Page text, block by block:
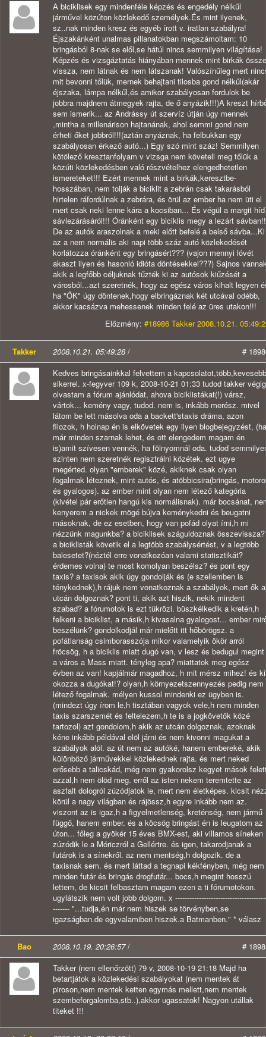
A biciklisek egy mindenféle képzés és engedély nélkűl
járművel közúton közlekedő személyek.És mint ilyenek,
sz..nak minden kresz és egyéb írott v. iratlan szabályra!
Éjszakánként unalmas pillanatokban megszámoltam: 10
bringásból 8-nak se elől,se hátúl nincs semmilyen világítása!
Képzés és vizsgáztatás hiányában mennek mint birkák össze
vissza, nem látnak és nem látszanak! Valószínűleg mert
mit bevonni tőlük, mernek behajtani tilosba gond nélkűl(akár
éjszaka, lámpa nélkűl,és amikor szabályosan fordulok be
jobbra majdnem átmegyek rajta, de ő anyázik!!!)A kreszt
sem ismerik... az Andrássy út szervíz útján úgy mennek
,mintha a millenárison hajtanának, ahol semmi gond nem
érheti őket jobbról!!!(aztán anyáznak, ha felbukkan egy
szabályosan érkező autó...) Egy szó mint száz! Semmilyen
kötölező kresztanfolyam v vizsga nem követeli meg tőlük a
közúti közlekedésben való részvételhez elengedhetetlen
ismereteket!!! Ezért mennek mint a birkák,keresztbe-
hosszában, nem tolják a biciklit a zebrán csak takarásból
hirtelen ráfordúlnak a zebrára, és örül az ember ha nem üti el
mert csak neki lenne kára a kocsiban... És végül a margit híd
sávlezárásáról!!! Óránként egy biciklis megy a lezárt
De az autók araszolnak a meki előtt befelé a belső sávba...Ki
az a nem normális aki napi több száz autó közlekedését
korlátozza óránként egy bringásért??? (vajon mennyi lóvét
akaszt ilyen és hasonló idióta döntésekkel???) Sajnos
akik a legfőbb céljuknak tűzték ki az autósok kiűzését a
városból...azt szeretnék, hogy az egész város kihalt legyen
ha "ŐK" úgy döntenek,hogy elbringáznak két utcával odébb,
akkor kacsázva mehessenek minden felé az üres utakon!!!
Előzmény: #18986 Takker 2008.10.21.
Takker 2008.10.21. 05:49:28 /
#
Kedves bringásainkkal felvettem a kapcsolatot,több,kevesebb
sikerrel. x-fegyver 109 k, 2008-10-21 01:33 tudod takker végig
olvastam a fórum ajánlódat, ahova biciklistákat(!) vársz,
vártok... kemény vagy, tudod. nem is, inkább merész. mivel
látom be lett másolva oda a backett'staxis dráma, azon
filozok, h holnap én is elkövetek egy ilyen blogbejegyzést, (ha
már minden szarnak lehet, és ott elengedem magam én
is)amit szívesen vennék, ha fölnyomnál oda. tudod
szinten nem szeretnék regisztrálni közétek. ezt ugye
megérted. olyan "emberek" közé, akiknek csak olyan
fogalmak léteznek, mint autós, és atöbbicsira(bringás,
és gyalogos). az ember mint olyan nem létező kategória
(kivétel pár erőtlen hangú kis normálisnak). már bocsánat,
kenyerem a nickek mögé bújva keménykedni és beugatni
másoknak, de ez esetben, hogy van pofád olyat írni,h mi
nézzünk magunkba? a biciklisek száguldoznak összevissza?
a biciklisták követik el a legtöbb szabálysértést, v a legtöbb
balesetet?(néztél erre vonatkozóan valami statisztikát?
érdemes volna) te most komolyan beszélsz? és pont egy
taxis? a taxisok akik úgy gondolják és (e szellemben is
ténykednek),h rájuk nem vonatkoznak a szabályok, mert ők
utcán dolgoznak? pont ti, akik azt hiszik, nekik mindent
szabad? a fórumotok is ezt tükrözi. büszkélkedik a kretén,h
felkeni a biciklist, a másik,h kivasalna gyalogost... ember
beszélünk? gondolkodjál már mielőtt itt hőbörögsz. a
pofátlanság csimborasszója mikor valamelyik ökör arról
fröcsög, h a biciklis miatt dugó van, v lesz és bedugul megint
a város a Mass miatt. tényleg apa? miattatok meg egész
évben az van! kapjálmár magadhoz, h mit mérsz mihez! és ki
okozza a dugókat!? olyan,h környezetszennyezés pedig nem
létező fogalmak. mélyen kussol mindenki ez ügyben is.
(mindezt úgy írom le,h tisztában vagyok vele,h nem minden
taxis szarszemét és feltelezem,h te is a jogkövetők közé
tartozol) azt gondolom,h akik az utcán dolgoznak, azoknak
kéne inkább példával elöl járni és nem kivonni magukat a
szabályok alól. az út nem az autóké, hanem embereké, akik
különböző járművekkel közlekednek rajta. és mert neked
erősebb a talicskád, még nem gyakorolsz kegyet mások
azzal,h nem ölöd meg. erről az isten nekem teremtette az
aszfalt dologról zúzódjatok le, mert nem életképes. kicsit
körül a nagy világban és rájössz,h egyre inkább nem az.
viszont az is igaz,h a figyelmetlenség, kreténség, nem jármű
függő, hanem ember. és a köcsög bringást én is leugatom az
úton... főleg a gyökér 15 éves BMX-est, aki villamos síneken
zúzódik le a Móriczról a Gellértre. és igen, takarodjanak a
futárok is a sínekről. az nem mentség,h dolgozik. de a
taxisnak sem. és mert láttad a tegnapi kékfényben, még nem
minden futár és bringás drogfutár... bocs,h megint hosszú
lettem, de kicsit felbasztam magam ezen a ti fórumotokon.
ugylátszik nem volt jobb dolgom. x
------- "...tudja,én már nem hiszek se törvényben,se
igazságban.de egyvalamiben hiszek.a Batmanben." * válasz
Bao 2008.10.19. 20:26:57/
#
Takker (nem ellenőrzött) 79 v, 2008-10-19 21:18 Majd ha
betartjátok a közlekedési szabályokat (nem mentek át
piroson,nem mentek ketten egymás mellett,nem mentek
szembeforgalomba,stb..),akkor ugassatok! Nagyon utállak
titeket !!!